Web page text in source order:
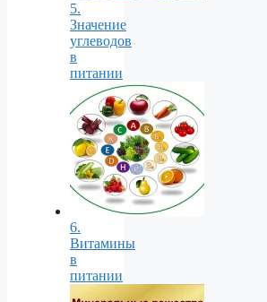
5.
Значение
углеводов
в
питании
6.
Витамины
в
питании